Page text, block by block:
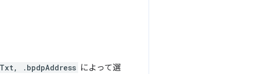
.bpdpAddress によって選